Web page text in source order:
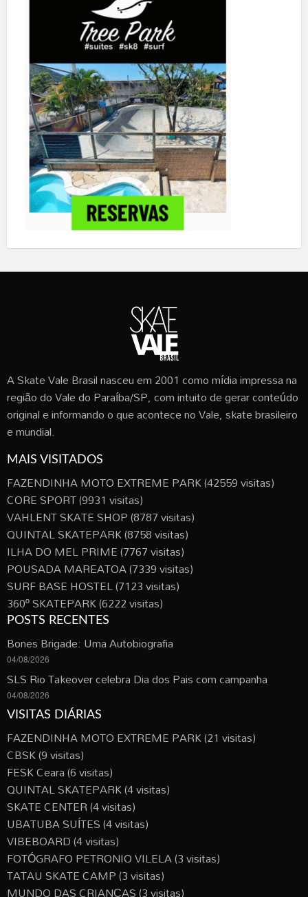
A Skate Vale Brasil nasceu em 2001 como mídia impressa na
região do Vale do Paraíba/SP, com intuito de gerar conteúdo
original e informando o que acontece no Vale, skate brasileiro
e mundial.
MAIS VISITADOS
FAZENDINHA MOTO EXTREME PARK(42559 visitas)
CORE SPORT(9931 visitas)
VAHLENT SKATE SHOP(8787 visitas)
QUINTAL SKATEPARK(8758 visitas)
ILHA DO MEL PRIME(7767 visitas)
POUSADA MAREATOA(7339 visitas)
SURF BASE HOSTEL(7123 visitas)
360º SKATEPARK(6222 visitas)
POSTS RECENTES
Bones Brigade: Uma Autobiografia
04/08/2026
SLS Rio Takeover celebra Dia dos Pais com campanha
04/08/2026
VISITAS DIÁRIAS
FAZENDINHA MOTO EXTREME PARK(21 visitas)
CBSK(9 visitas)
FESK Ceara(6 visitas)
QUINTAL SKATEPARK(4 visitas)
SKATE CENTER(4 visitas)
UBATUBA SUÍTES(4 visitas)
VIBEBOARD(4 visitas)
FOTÓGRAFO PETRONIO VILELA(3 visitas)
TATAU SKATE CAMP(3 visitas)